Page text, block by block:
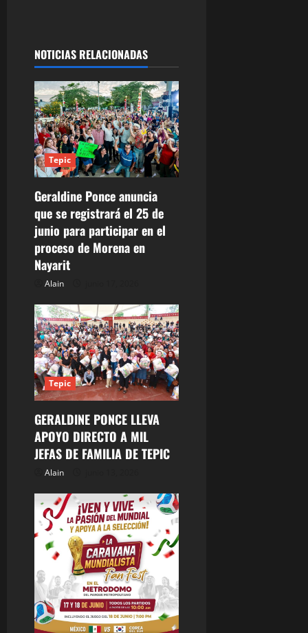
i
ó
n
d
e
e
n
t
a
d
a
s
NOTICIAS RELACIONADAS
Tepic
Geraldine Ponce anuncia
que se registrará el 25 de
junio para participar en el
proceso de Morena en
Nayarit
Alain
Tepic
GERALDINE PONCE LLEVA
APOYO DIRECTO A MIL
JEFAS DE FAMILIA DE TEPIC
Alain